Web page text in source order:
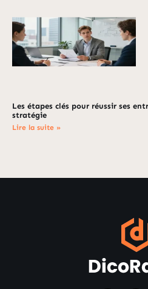
Les étapes clés pour réussir ses
stratégie
Lire la suite »